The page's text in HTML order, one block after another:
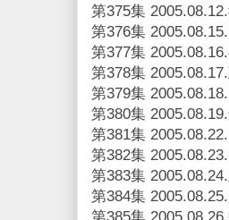
第375集
第376集
第377集
第378集
第379集
第380集
第381集
第382集
第383集
第384集